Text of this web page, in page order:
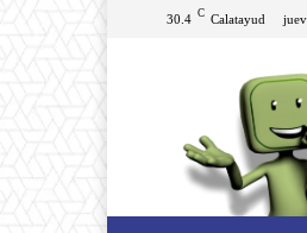
30.4 C Calatayud